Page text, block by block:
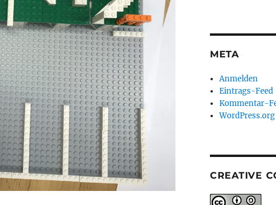
META
Anmelden
Eintrags-Feed
Kommentar-
WordPress.org
CREATIVE